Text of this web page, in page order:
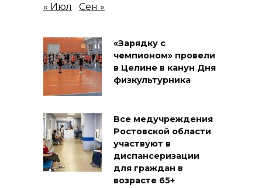
« Июл Сен »
«Зарядку с
чемпионом» провели
в Целине в канун Дня
физкультурника
Все медучреждения
Ростовской области
участвуют в
диспансеризации
для граждан в
возрасте 65+